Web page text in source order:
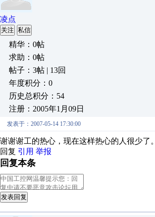
凌点
关注 私信
精华：0帖
求助：0帖
帖子：3帖 | 13回
年度积分：0
历史总积分：54
注册：2005年1月09日
发表于：2007-05-14 17:30:00
谢谢谢工的热心，现在这样热心的人很少了。
回复 引用 举报
回复本条
发表回复